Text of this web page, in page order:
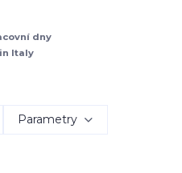
dny
Italy
Parametry